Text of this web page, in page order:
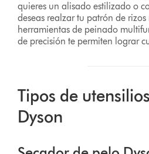
quieres un alisado estilizado o
deseas realzar tu patrón de
herramientas de peinado
de precisión te permiten lograr
Tipos de
Dyson